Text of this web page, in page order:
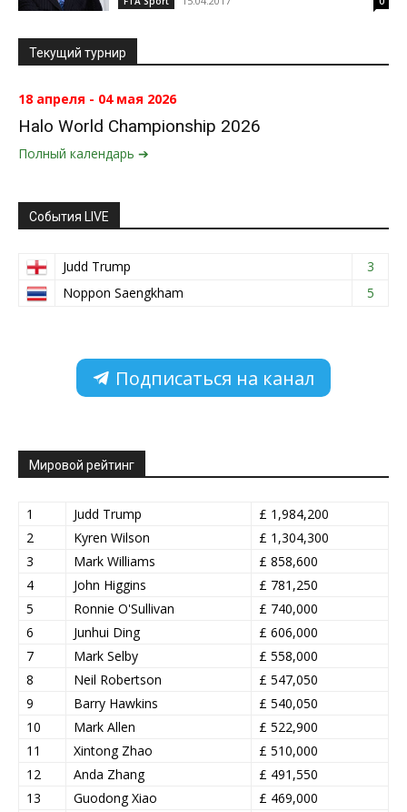
Текущий турнир
18 апреля - 04 мая 2026
Halo World Championship 2026
Полный календарь ➔
События LIVE
Judd Trump
3
Noppon Saengkham
5
Подписаться на канал
Мировой рейтинг
1 Judd Trump
£ 1,984,200
2
Kyren Wilson
£ 1,304,300
3
Mark Williams
£ 858,600
4
John Higgins
£ 781,250
5
Ronnie O'Sullivan
£ 740,000
6
Junhui Ding
£ 606,000
7
Mark Selby
£ 558,000
8
Neil Robertson
£ 547,050
9
Barry Hawkins
£ 540,050
10
Mark Allen
£ 522,900
11
Xintong Zhao
£ 510,000
12
Anda Zhang
£ 491,550
13
Guodong Xiao
£ 469,000